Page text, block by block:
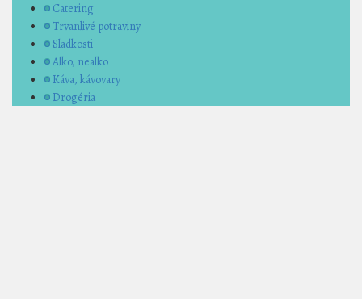
Catering
Trvanlivé potraviny
Sladkosti
Alko, nealko
Káva, kávovary
Drogéria